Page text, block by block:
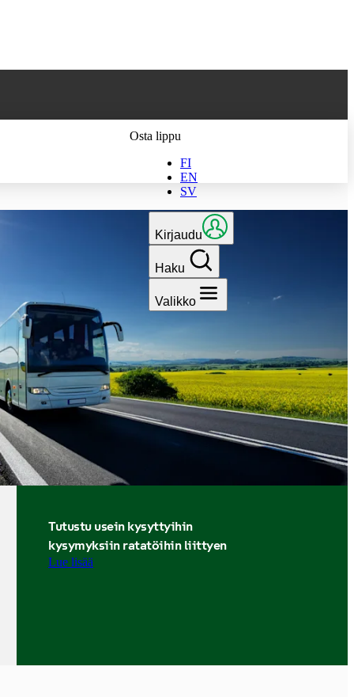
Osta lippu
FI
EN
SV
Kirjaudu
Haku
Valikko
Tutustu usein kysyttyihin
kysymyksiin ratatöihin liittyen
Lue lisää